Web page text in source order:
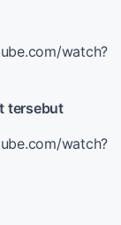
watch?
tersebut
watch?